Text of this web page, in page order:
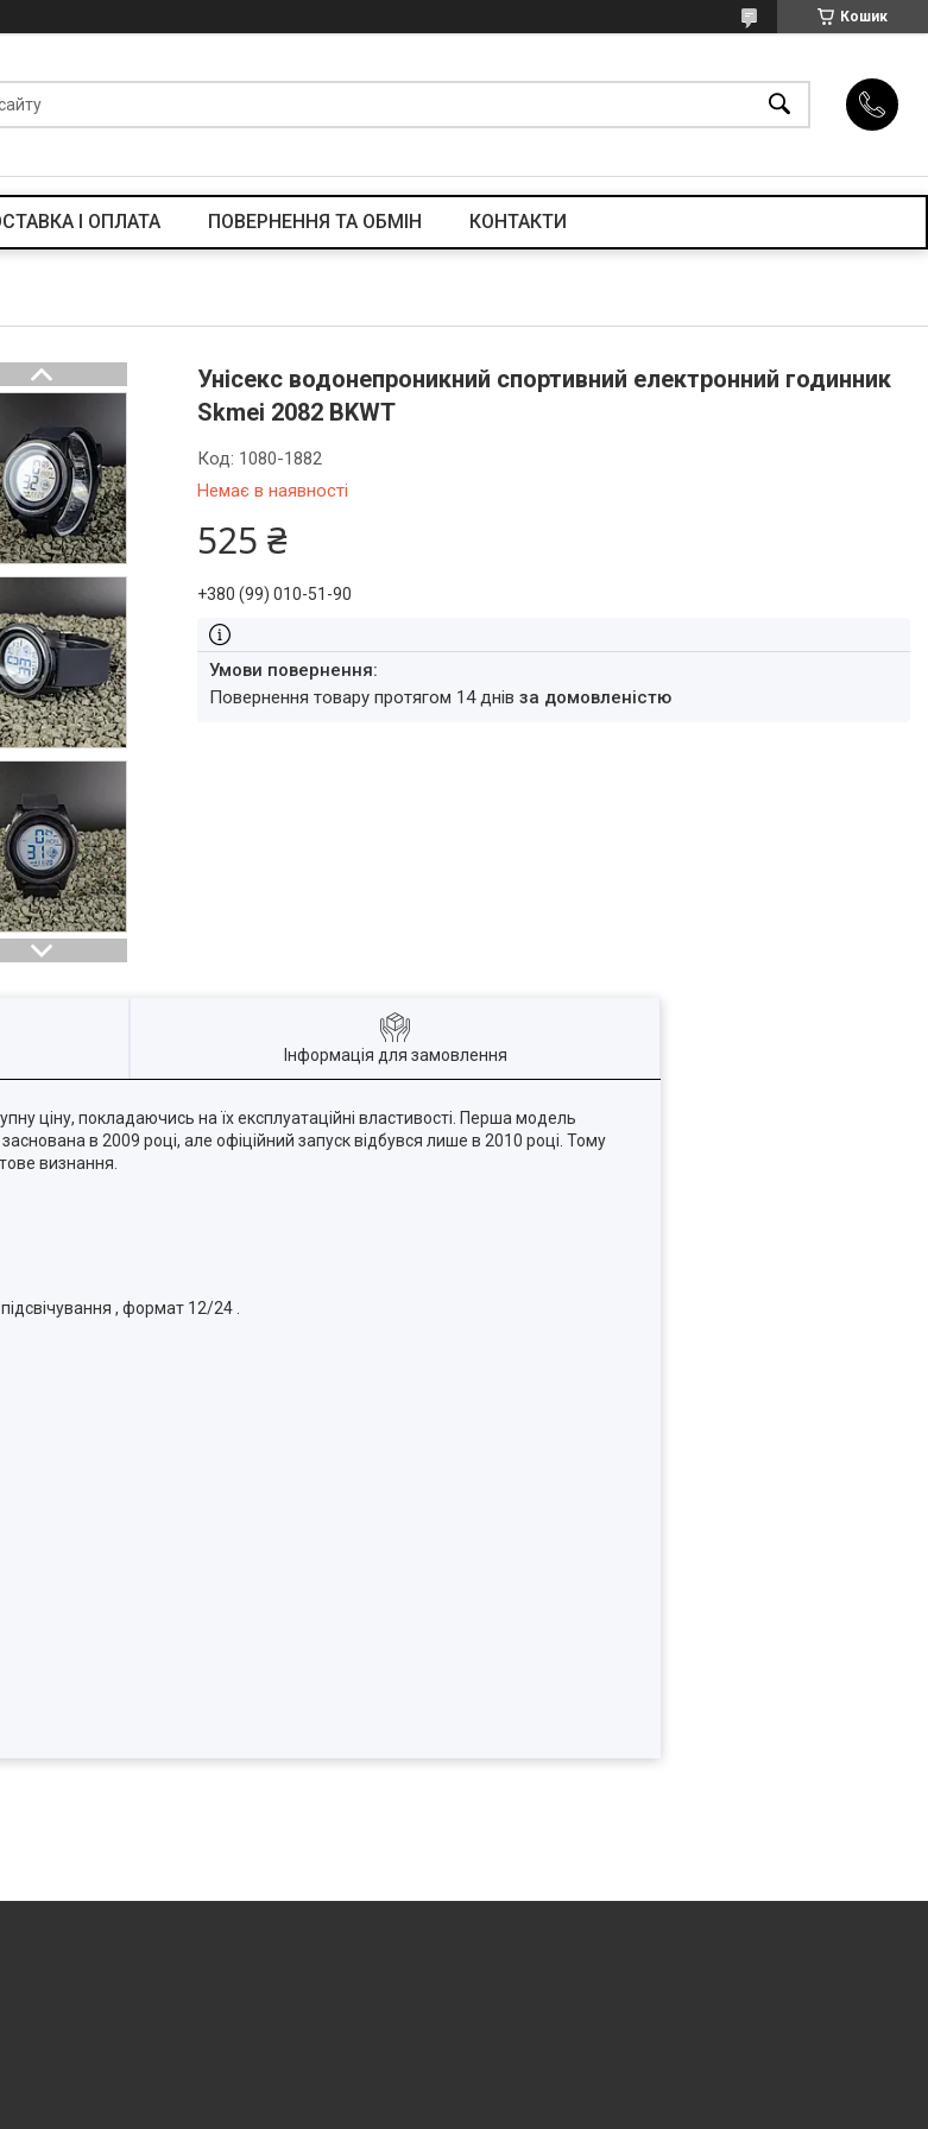
Кошик
І ОПЛАТА ПОВЕРНЕННЯ ТА ОБМІН КОНТАКТИ
Унісекс водонепроникний спортивний електронний годинник
Skmei 2082 BKWT
Немає в наявності
Код: 1080-1882
525 ₴
+380 (99) 010-51-90
повернення товару протягом 14 днівза домовленістю
Інформація для замовлення
ціну, покладаючись на їх експлуатаційні властивості. Перша модель
в 2009 році, але офіційний запуск відбувся лише в 2010 році. Тому
визнання.
, формат 12/24 .